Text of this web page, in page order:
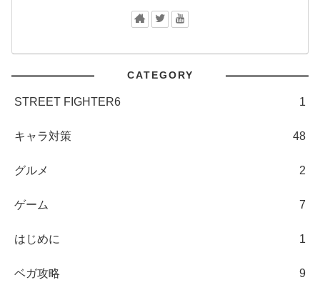
CATEGORY
STREET FIGHTER6 1
キャラ対策 48
グルメ 2
ゲーム 7
はじめに 1
ベガ攻略 9